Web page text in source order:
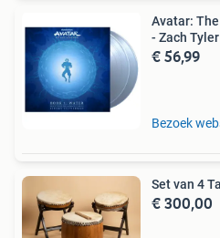
Avatar:
- Zach
€ 56,99
Bezoek
Set van 4
€ 300,00